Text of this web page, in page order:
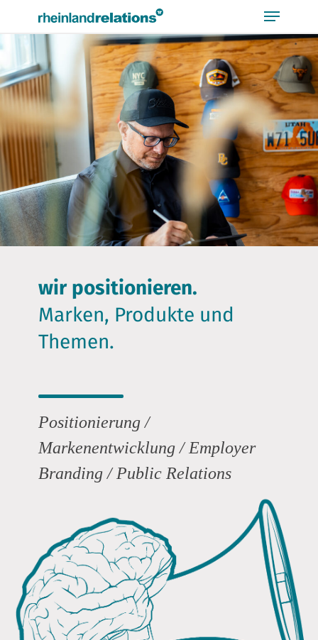
Bitte
beachten
Sie,
dass
diese
Seite
ein
Zugänglichkeitssystem
verwendet.
wir positionieren.
Marken, Produkte und
Themen.
Positionierung/
Markenentwicklung/ Employer
Branding/ Public Relations